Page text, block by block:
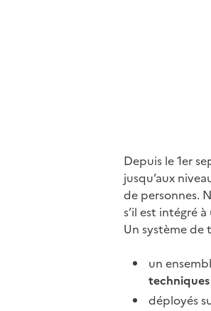
Depuis le 1er
jusqu’aux
de personnes.
s’il est intégré à
Un système de
un
techniques
déployés